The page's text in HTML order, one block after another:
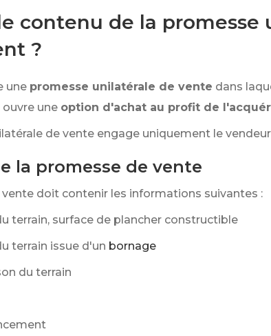
contenu de la
?
une promesse unilatérale de vente dans
une option d'achat au profit de
de vente engage uniquement le
la promesse de vente
doit contenir les informations suivantes :
terrain, surface de plancher constructible
terrain issue d'un bornage
du terrain